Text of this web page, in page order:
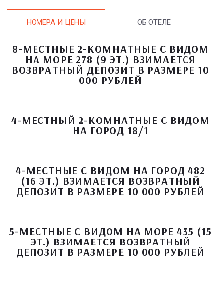
НОМЕРА И ЦЕНЫ ОБ ОТЕЛЕ
8-МЕСТНЫЕ 2-КОМНАТНЫЕ С ВИДОМ
НА МОРЕ 278 (9 ЭТ.) ВЗИМАЕТСЯ
ВОЗВРАТНЫЙ ДЕПОЗИТ В РАЗМЕРЕ 10
000 РУБЛЕЙ
4-МЕСТНЫЙ 2-КОМНАТНЫЕ С ВИДОМ
НА ГОРОД 18/1
4-МЕСТНЫЕ С ВИДОМ НА ГОРОД 482
(16 ЭТ.) ВЗИМАЕТСЯ ВОЗВРАТНЫЙ
ДЕПОЗИТ В РАЗМЕРЕ 10 000 РУБЛЕЙ
5-МЕСТНЫЕ С ВИДОМ НА МОРЕ 435 (15
ЭТ.) ВЗИМАЕТСЯ ВОЗВРАТНЫЙ
ДЕПОЗИТ В РАЗМЕРЕ 10 000 РУБЛЕЙ